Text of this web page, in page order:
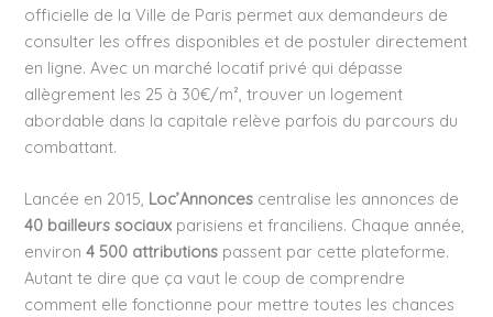
officielle de la Ville de Paris permet aux demandeurs de
consulter les offres disponibles et de postuler directement
en ligne. Avec un marché locatif privé qui dépasse
allègrement les 25 à 30€/m², trouver un logement
abordable dans la capitale relève parfois du parcours du
combattant.
Lancée en 2015, Loc’Annonces centralise les annonces de
40 bailleurs sociaux parisiens et franciliens. Chaque année,
environ4 500 attributions passent par cette plateforme.
Autant te dire que ça vaut le coup de comprendre
comment elle fonctionne pour mettre toutes les chances